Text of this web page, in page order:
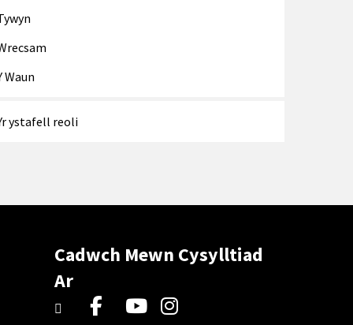
Waun
ystafell reoli
Cadwch Mewn Cysylltiad
Ar